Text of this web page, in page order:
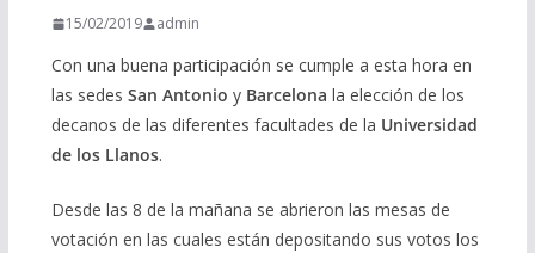
15/02/2019 admin
Con una buena participación se cumple a esta hora en
las sedes San Antonio y Barcelona la elección de los
decanos de las diferentes facultades de la Universidad
de los Llanos.
Desde las 8 de la mañana se abrieron las mesas de
votación en las cuales están depositando sus votos los